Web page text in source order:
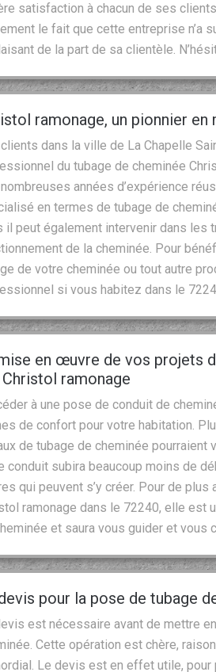
satisfaction à chacun de ses
le fait que cette entreprise n’a
de la part de sa clientèle.
ramonage, un pionnier
dans la ville de La Chapelle
du tubage de cheminée
années d’expérience
en termes de tubage de
il peut également intervenir dans les
de la cheminée. Pour
de votre cheminée ou tout autre
si vous habitez dans le
en œuvre de vos projets
ramonage
à une pose de conduit de
de confort pour votre habitation.
de tubage de cheminée pourraient
conduit subira beaucoup moins de
qui peuvent s’y créer. Pour de
ramonage dans le 72240, elle est
et saura vous guider et vous
pour la pose de tubage
est nécessaire avant de mettre
Cette opération est chère,
Le devis est en effet utile,